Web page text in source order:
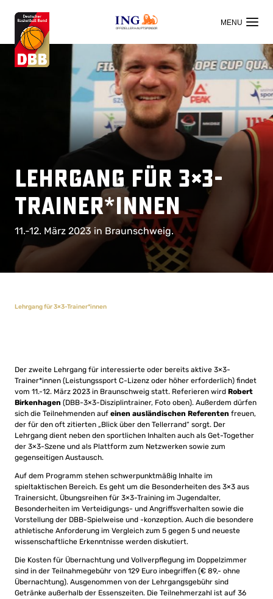
OFFIZIELLER HAUPTSPONSOR
Lehrgang für 3×3-
Trainer*innen
11.-12. März 2023 in Braunschweig.
Lehrgang für 3×3-Trainer*innen
Der zweite Lehrgang für interessierte oder bereits aktive 3×3-
Trainer*innen (Leistungssport C-Lizenz oder höher erforderlich) findet
vom 11.-12. März 2023 in Braunschweig statt. Referieren wird Robert
Birkenhagen (DBB-3×3-Disziplintrainer, Foto oben). Außerdem dürfen
sich die Teilnehmenden auf einen ausländischen Referenten freuen,
der für den oft zitierten „Blick über den Tellerrand“ sorgt. Der
Lehrgang dient neben den sportlichen Inhalten auch als Get-Together
der 3×3-Szene und als Plattform zum Netzwerken sowie zum
gegenseitigen Austausch.
Auf dem Programm stehen schwerpunktmäßig Inhalte im
spieltaktischen Bereich. Es geht um die Besonderheiten des 3×3 aus
Trainersicht, Übungsreihen für 3×3-Training im Jugendalter,
Besonderheiten im Verteidigungs- und Angriffsverhalten sowie die
Vorstellung der DBB-Spielweise und -konzeption. Auch die besondere
athletische Anforderung im Vergleich zum 5 gegen 5 und neueste
wissenschaftliche Erkenntnisse werden diskutiert.
Die Kosten für Übernachtung und Vollverpflegung im Doppelzimmer
sind in der Teilnahmegebühr von 129 Euro inbegriffen (€ 89,- ohne
Übernachtung). Ausgenommen von der Lehrgangsgebühr sind
Getränke außerhalb der Essenszeiten. Die Teilnehmerzahl ist auf 36